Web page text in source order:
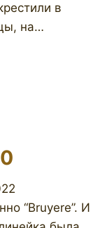
в
на…
“Bruyere”. И